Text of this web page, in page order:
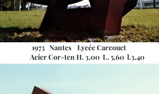
1973 Nantes Lycée Carcouet
Acier Cor-ten H. 3,00 L. 5,60 l.3,40